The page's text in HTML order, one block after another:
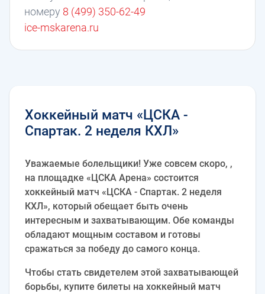
ice-mskarena.ru
номеру 8 (499) 350-62-49
Хоккейный матч «ЦСКА -
Спартак. 2 неделя КХЛ»
Уважаемые болельщики! Уже совсем скоро, ,
на площадке «ЦСКА Арена» состоится
хоккейный матч «ЦСКА - Спартак. 2 неделя
КХЛ», который обещает быть очень
интересным и захватывающим. Обе команды
обладают мощным составом и готовы
сражаться за победу до самого конца.
Чтобы стать свидетелем этой захватывающей
борьбы, купите билеты на хоккейный матч